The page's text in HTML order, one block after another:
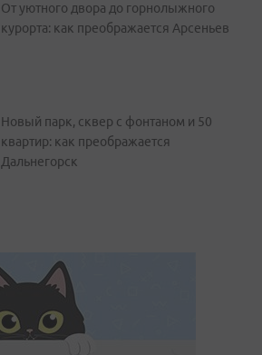
От уютного двора до горнолыжного
курорта: как преображается Арсеньев
Новый парк, сквер с фонтаном и 50
квартир: как преображается
Дальнегорск